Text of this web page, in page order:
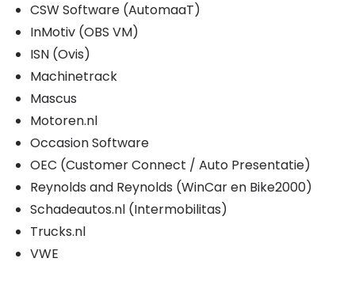
CSW Software (AutomaaT)
InMotiv (OBS VM)
ISN (Ovis)
Machinetrack
Mascus
Motoren.nl
Occasion Software
OEC (Customer Connect / Auto Presentatie)
Reynolds and Reynolds (WinCar en Bike2000)
Schadeautos.nl (Intermobilitas)
Trucks.nl
VWE